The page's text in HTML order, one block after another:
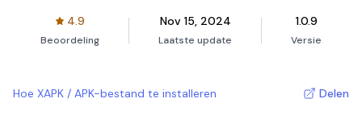
4.9
Beoordeling
Nov 15, 2024
Laatste update
1.0.9
Versie
Hoe XAPK / APK-bestand te installeren Delen